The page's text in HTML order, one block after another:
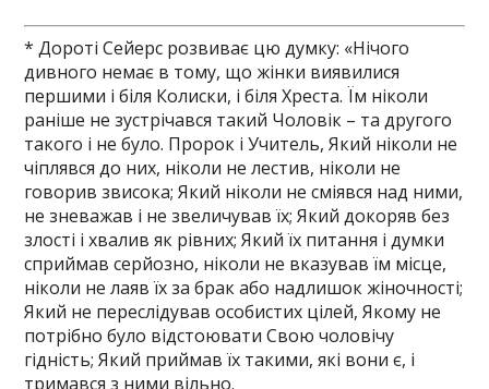
* Дороті Сейерс розвиває цю думку: «Нічого
дивного немає в тому, що жінки виявилися
першими і біля Колиски, і біля Хреста. Їм ніколи
раніше не зустрічався такий Чоловік – та другого
такого і не було. Пророк і Учитель, Який ніколи не
чіплявся до них, ніколи не лестив, ніколи не
говорив звисока; Який ніколи не сміявся над ними,
не зневажав і не звеличував їх; Який докоряв без
злості і хвалив як рівних; Який їх питання і думки
сприймав серйозно, ніколи не вказував їм місце,
ніколи не лаяв їх за брак або надлишок жіночності;
Який не переслідував особистих цілей, Якому не
потрібно було відстоювати Свою чоловічу
гідність; Який приймав їх такими, які вони є, і
тримався з ними вільно.